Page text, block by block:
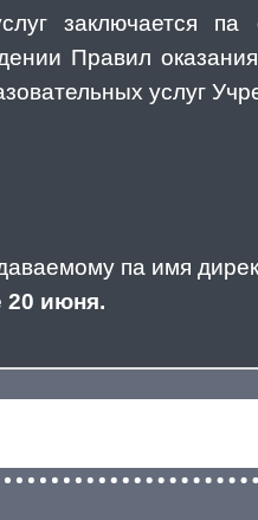
заключается па
Правил
услуг
па имя
20 июня.